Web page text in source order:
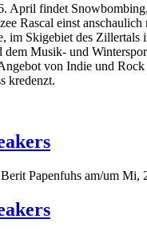
April findet
Rascal einst
im Skigebiet des Zillertals
Musik- und
von Indie und
kredenzt.
Berit Papenfuhs am/um Mi,